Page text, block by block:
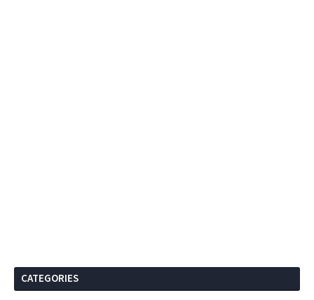
CATEGORIES